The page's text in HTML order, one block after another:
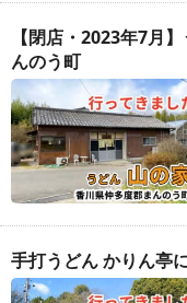
【閉店・2023年7月
んのう町
手打うどん かりん亭